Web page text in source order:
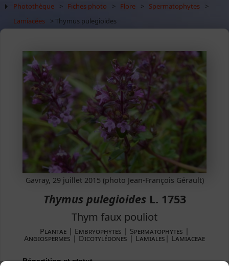
Photothèque > Fiches photo > Flore > Spermatophytes
>
Lamiacées
> Thymus pulegioides
Gavray, 29 juillet 2015 (photo Jean-François Gérault)
Thymus pulegioidesL. 1753
Thym faux pouliot
Plantae ­| Embryophytes | Spermatophytes |
Angiospermes | Dicotylédones | Lamiales| Lamiaceae
Répartition et statut